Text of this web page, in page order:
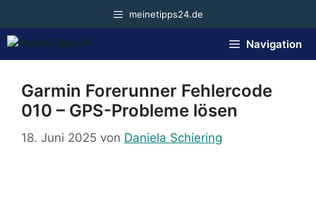
springen
meinetipps24.de
Navigation
Garmin Forerunner Fehlercode
010 – GPS-Probleme lösen
18. Juni 2025 von Daniela Schiering